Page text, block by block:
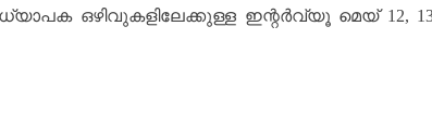
ഒഴിവുകളിലേക്കുള്ള ഇന്റർവ്യൂ മെയ് 12,